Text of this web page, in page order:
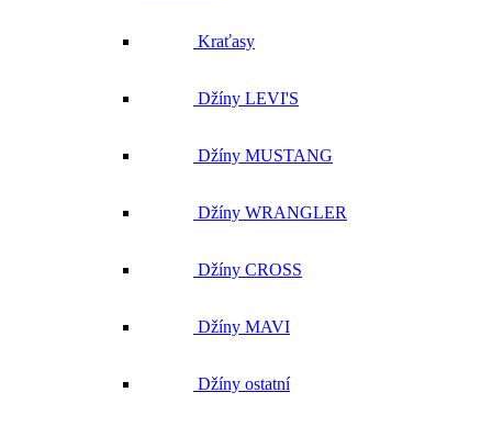
Kraťasy
Džíny LEVI'S
Džíny MUSTANG
Džíny WRANGLER
Džíny CROSS
Džíny MAVI
Džíny ostatní